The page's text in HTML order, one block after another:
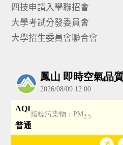
四技申請入學聯招會
大學考試分發委員會
大學招生委員會聯合會